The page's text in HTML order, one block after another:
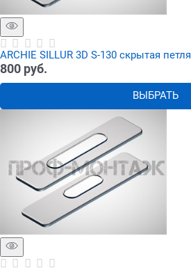
ARCHIE SILLUR 3D S-130 скрытая петля
800 руб.
ВЫБРАТЬ